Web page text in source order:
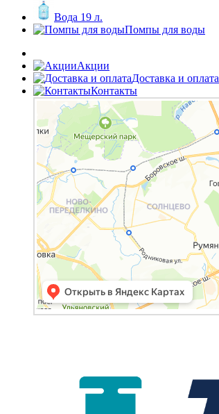
Вода 19 л.
Помпы для воды
Акции
Доставка и оплата
Контакты